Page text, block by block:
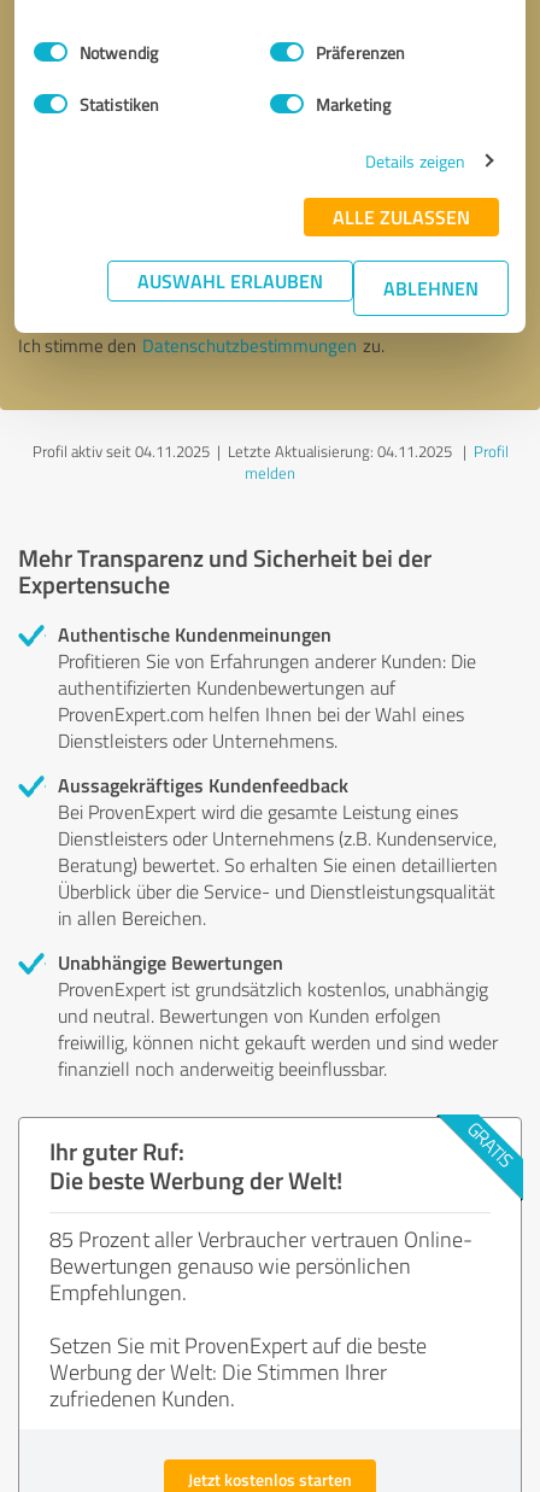
Impressum Datenschutzbestimmungen
Einwilligungsauswahl
Notwendig Präferenzen
Statistiken Marketing
Details zeigen
ALLE ZULASSEN
AUSWAHL ERLAUBEN ABLEHNEN
* Erforderliche Angaben
Nachricht senden
Ich stimme den Datenschutzbestimmungen zu.
Profil aktiv seit 04.11.2025 | Letzte Aktualisierung: 04.11.2025| Profil
melden
Mehr Transparenz und Sicherheit bei der
Expertensuche
Authentische Kundenmeinungen
Profitieren Sie von Erfahrungen anderer Kunden: Die
authentifizierten Kundenbewertungen auf
ProvenExpert.com helfen Ihnen bei der Wahl eines
Dienstleisters oder Unternehmens.
Aussagekräftiges Kundenfeedback
Bei ProvenExpert wird die gesamte Leistung eines
Dienstleisters oder Unternehmens (z.B. Kundenservice,
Beratung) bewertet. So erhalten Sie einen detaillierten
Überblick über die Service- und Dienstleistungsqualität
in allen Bereichen.
Unabhängige Bewertungen
ProvenExpert ist grundsätzlich kostenlos, unabhängig
und neutral. Bewertungen von Kunden erfolgen
freiwillig, können nicht gekauft werden und sind weder
finanziell noch anderweitig beeinflussbar.
Ihr guter Ruf:
Die beste Werbung der Welt!
85 Prozent aller Verbraucher vertrauen Online-
Bewertungen genauso wie persönlichen
Empfehlungen.
Setzen Sie mit ProvenExpert auf die beste
Werbung der Welt: Die Stimmen Ihrer
zufriedenen Kunden.
Jetzt kostenlos starten